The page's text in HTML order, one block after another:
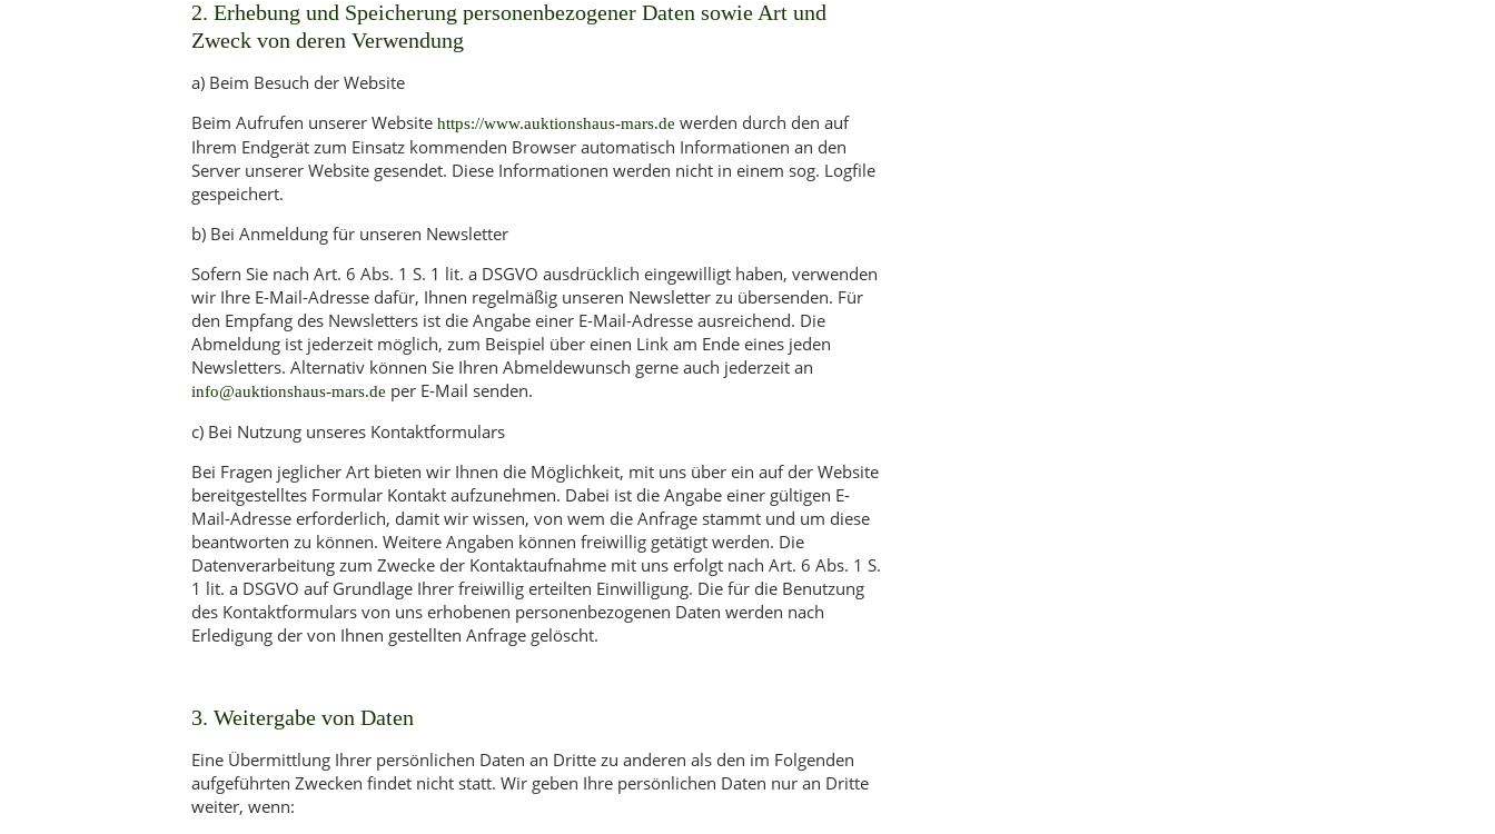
2. Erhebung und Speicherung personenbezogener Daten sowie Art und
Zweck von deren Verwendung
a) Beim Besuch der Website
Beim Aufrufen unserer Website https://www.auktionshaus-mars.de werden durch den auf
Ihrem Endgerät zum Einsatz kommenden Browser automatisch Informationen an den
Server unserer Website gesendet. Diese Informationen werden nicht in einem sog. Logfile
gespeichert.
b) Bei Anmeldung für unseren Newsletter
Sofern Sie nach Art. 6 Abs. 1 S. 1 lit. a DSGVO ausdrücklich eingewilligt haben, verwenden
wir Ihre E-Mail-Adresse dafür, Ihnen regelmäßig unseren Newsletter zu übersenden. Für
den Empfang des Newsletters ist die Angabe einer E-Mail-Adresse ausreichend. Die
Abmeldung ist jederzeit möglich, zum Beispiel über einen Link am Ende eines jeden
Newsletters. Alternativ können Sie Ihren Abmeldewunsch gerne auch jederzeit an
info@auktionshaus-mars.de per E-Mail senden.
c) Bei Nutzung unseres Kontaktformulars
Bei Fragen jeglicher Art bieten wir Ihnen die Möglichkeit, mit uns über ein auf der Website
bereitgestelltes Formular Kontakt aufzunehmen. Dabei ist die Angabe einer gültigen E-
Mail-Adresse erforderlich, damit wir wissen, von wem die Anfrage stammt und um diese
beantworten zu können. Weitere Angaben können freiwillig getätigt werden. Die
Datenverarbeitung zum Zwecke der Kontaktaufnahme mit uns erfolgt nach Art. 6 Abs. 1 S.
1 lit. a DSGVO auf Grundlage Ihrer freiwillig erteilten Einwilligung. Die für die Benutzung
des Kontaktformulars von uns erhobenen personenbezogenen Daten werden nach
Erledigung der von Ihnen gestellten Anfrage gelöscht.
3. Weitergabe von Daten
Eine Übermittlung Ihrer persönlichen Daten an Dritte zu anderen als den im Folgenden
aufgeführten Zwecken findet nicht statt. Wir geben Ihre persönlichen Daten nur an Dritte
weiter, wenn: